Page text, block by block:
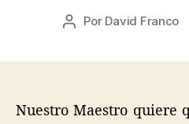
Autor
Por David Franco
Nuestro Maestro quiere